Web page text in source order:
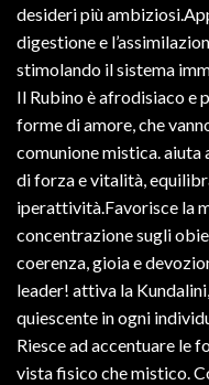
desideri più
digestione e
stimolando il sistema
Il Rubino è afrodisiaco e
forme di amore, che
comunione mistica.
di forza e vitalità,
iperattività.Favorisce la
concentrazione sugli
coerenza, gioia e
leader! attiva la
quiescente in ogni
Riesce ad accentuare le
vista fisico che mistico.